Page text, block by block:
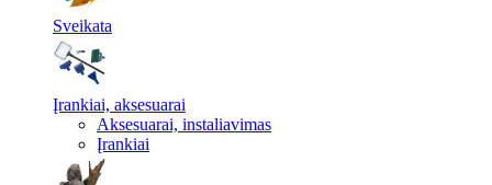
Sveikata
Įrankiai, aksesuarai
Aksesuarai, instaliavimas
Įrankiai